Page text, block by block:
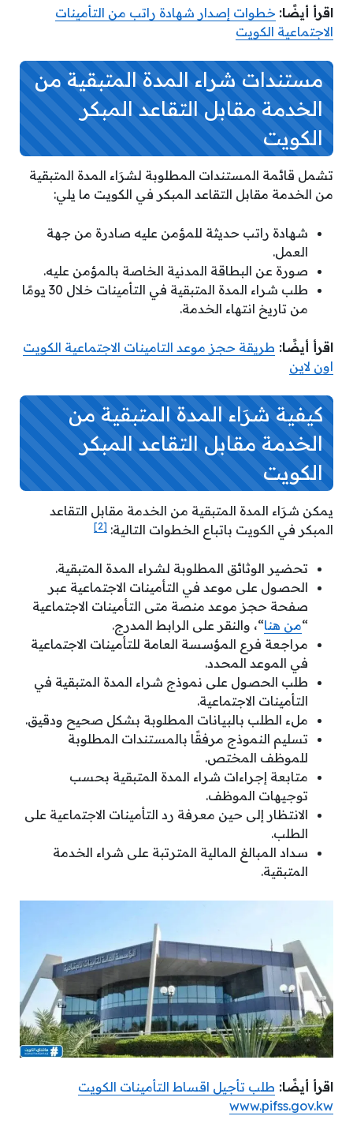
اقرأ أيضًا: خطوات إصدار شهادة راتب من التأمينات
الاجتماعية الكويت
مستندات شراء المدة المتبقية من
الخدمة مقابل التقاعد المبكر
الكويت
تشمل قائمة المستندات المطلوبة لشرَاء المدة المتبقية
من الخدمة مقابل التقاعد المبكر في الكويت ما يلي:
شهادة راتب حديثة للمؤمن عليه صادرة من جهة
العمل.
صورة عن البطاقة المدنية الخاصة بالمؤمن عليه.
طلب شراء المدة المتبقية في التأمينات خلال 30 يومًا
من تاريخ انتهاء الخدمة.
اقرأ أيضًا: طريقة حجز موعد التامينات الاجتماعية الكويت
اون لاين
كيفية شرَاء المدة المتبقية من
الخدمة مقابل التقاعد المبكر
الكويت
يمكن شرَاء المدة المتبقية من الخدمة مقابل التقاعد
المبكر في الكويت باتباع الخطوات التالية: [2]
تحضير الوثائق المطلوبة لشراء المدة المتبقية.
الحصول على موعد في التأمينات الاجتماعية عبر
صفحة حجز موعد منصة متى التأمينات الاجتماعية
“من هنا“، والنقر على الرابط المدرج.
مراجعة فرع المؤسسة العامة للتأمينات الاجتماعية
في الموعد المحدد.
طلب الحصول على نموذج شراء المدة المتبقية في
التأمينات الاجتماعية.
ملء الطلب بالبيانات المطلوبة بشكل صحيح ودقيق.
تسليم النموذج مرفقًا بالمستندات المطلوبة
للموظف المختص.
متابعة إجراءات شراء المدة المتبقية بحسب
توجيهات الموظف.
الانتظار إلى حين معرفة رد التأمينات الاجتماعية على
الطلب.
سداد المبالغ المالية المترتبة على شراء الخدمة
المتبقية.
اقرأ أيضًا: طلب تأجيل اقساط التأمينات الكويت
www.pifss.gov.kw